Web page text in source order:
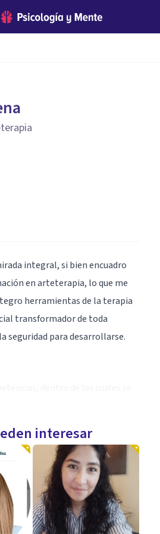
integral, si bien encuadro
en arteterapia, lo que me
herramientas de la terapia
transformador de toda
seguridad para desarrollarse.
los recursos creativos tienen un
que presentan diferentes
de diagnóstico e
los/as usuarios/as, así como
herramientas vinculadas al
provecho de este medio.
interesar